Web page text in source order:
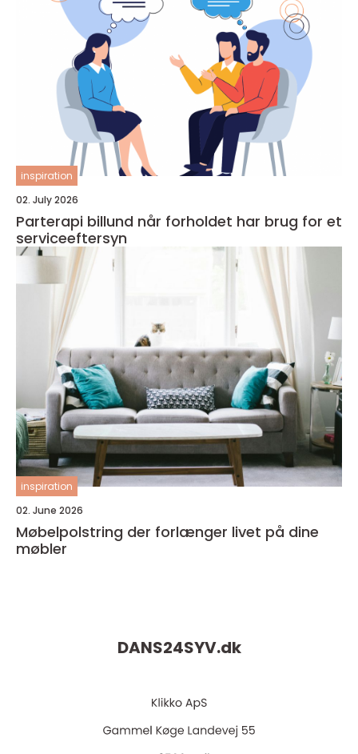
inspiration
02. July 2026
Parterapi billund når forholdet har brug for et
serviceeftersyn
inspiration
02. June 2026
Møbelpolstring der forlænger livet på dine
møbler
DANS24SYV.dk